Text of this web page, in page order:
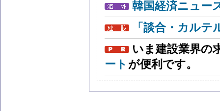
韓国経済ニュー
「談合・カル
いま建設業界の
ート が便利です。